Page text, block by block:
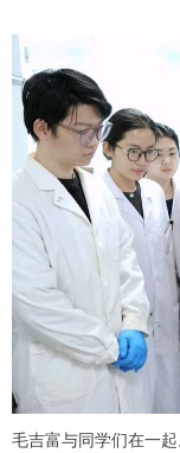
毛吉富与同学们在一